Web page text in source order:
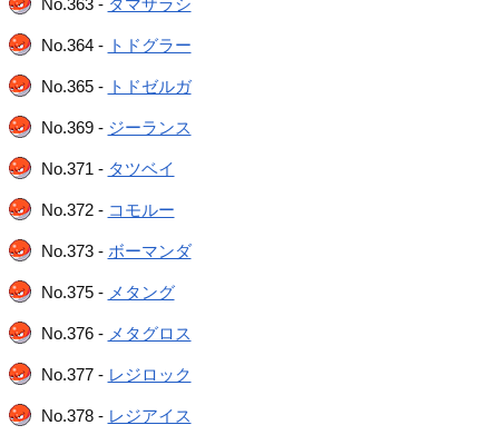
No.363 - タマザラシ
No.364 - トドグラー
No.365 - トドゼルガ
No.369 - ジーランス
No.371 - タツベイ
No.372 - コモルー
No.373 - ボーマンダ
No.375 - メタング
No.376 - メタグロス
No.377 - レジロック
No.378 - レジアイス